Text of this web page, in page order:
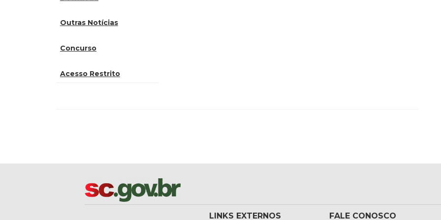
Outras Notícias
Concurso
Acesso Restrito
LINKS EXTERNOS FALE CONOSCO